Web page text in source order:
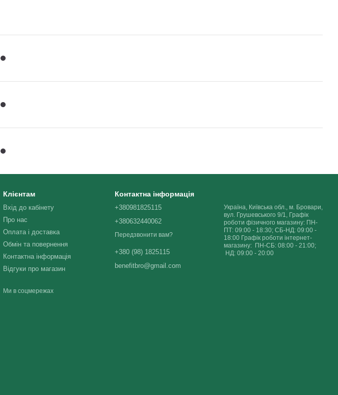
Клієнтам
Вхід до кабінету
Про нас
Оплата і доставка
Обмін та повернення
Контактна інформація
Відгуки про магазин
Ми в соцмережах
Контактна інформація
+380981825115
+380632440062
Передзвонити вам?
+380 (98) 1825115
benefitbro@gmail.com
Україна, Київська обл., м. Бровари,
вул. Грушевського 9/1, Графік
роботи фізичного магазину: ПН-
ПТ: 09:00 - 18:30; СБ-НД: 09:00 -
18:00 Графік роботи інтернет-
магазину: ПН-СБ: 08:00 - 21:00;
НД: 09:00 - 20:00